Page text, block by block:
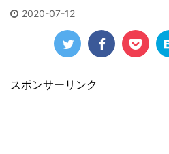
2020-07-12
スポンサーリンク